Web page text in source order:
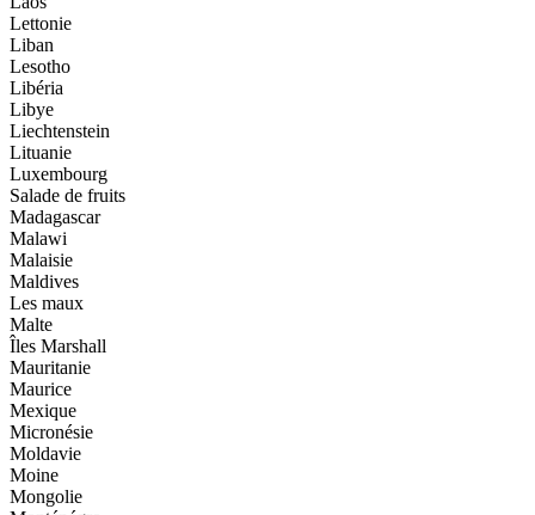
Lettonie
Liban
Lesotho
Libéria
Libye
Liechtenstein
Lituanie
Luxembourg
Salade de fruits
Madagascar
Malawi
Malaisie
Maldives
Les maux
Malte
Îles Marshall
Mauritanie
Maurice
Mexique
Micronésie
Moldavie
Moine
Mongolie